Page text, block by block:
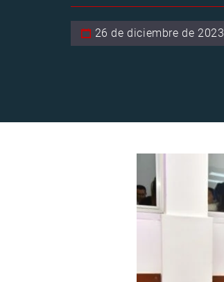
26 de diciembre de 2023